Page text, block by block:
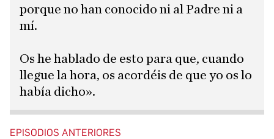
porque no han conocido ni al Padre ni a
mí.
Os he hablado de esto para que, cuando
llegue la hora, os acordéis de que yo os lo
había dicho».
EPISODIOS ANTERIORES